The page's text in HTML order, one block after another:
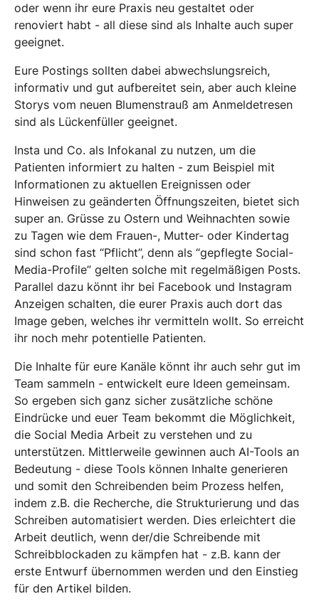
oder wenn ihr eure Praxis neu gestaltet oder
renoviert habt - all diese sind als Inhalte auch super
geeignet.
Eure Postings sollten dabei abwechslungsreich,
informativ und gut aufbereitet sein, aber auch kleine
Storys vom neuen Blumenstrauß am Anmeldetresen
sind als Lückenfüller geeignet.
Insta und Co. als Infokanal zu nutzen, um die
Patienten informiert zu halten - zum Beispiel mit
Informationen zu aktuellen Ereignissen oder
Hinweisen zu geänderten Öffnungszeiten, bietet sich
super an. Grüsse zu Ostern und Weihnachten sowie
zu Tagen wie dem Frauen-, Mutter- oder Kindertag
sind schon fast “Pflicht”, denn als “gepflegte Social-
Media-Profile” gelten solche mit regelmäßigen Posts.
Parallel dazu könnt ihr bei Facebook und Instagram
Anzeigen schalten, die eurer Praxis auch dort das
Image geben, welches ihr vermitteln wollt. So erreicht
ihr noch mehr potentielle Patienten.
Die Inhalte für eure Kanäle könnt ihr auch sehr gut im
Team sammeln - entwickelt eure Ideen gemeinsam.
So ergeben sich ganz sicher zusätzliche schöne
Eindrücke und euer Team bekommt die Möglichkeit,
die Social Media Arbeit zu verstehen und zu
unterstützen. Mittlerweile gewinnen auch AI-Tools an
Bedeutung - diese Tools können Inhalte generieren
und somit den Schreibenden beim Prozess helfen,
indem z.B. die Recherche, die Strukturierung und das
Schreiben automatisiert werden. Dies erleichtert die
Arbeit deutlich, wenn der/die Schreibende mit
Schreibblockaden zu kämpfen hat - z.B. kann der
erste Entwurf übernommen werden und den Einstieg
für den Artikel bilden.